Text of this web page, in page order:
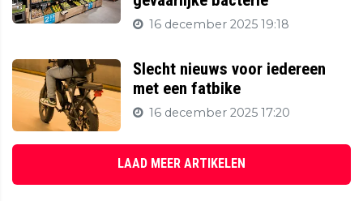
16 december 2025 19:18
Slecht nieuws voor iedereen
met een fatbike
16 december 2025 17:20
LAAD MEER ARTIKELEN